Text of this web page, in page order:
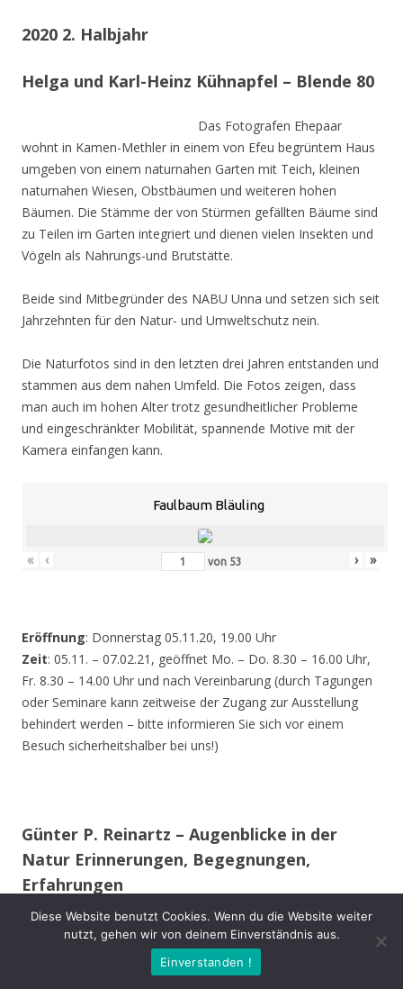
2020 2. Halbjahr
Helga und Karl-Heinz Kühnapfel – Blende 80
Das Fotografen Ehepaar
wohnt in Kamen-Methler in einem von Efeu begrüntem Haus
umgeben von einem naturnahen Garten mit Teich, kleinen
naturnahen Wiesen, Obstbäumen und weiteren hohen
Bäumen. Die Stämme der von Stürmen gefällten Bäume sind
zu Teilen im Garten integriert und dienen vielen Insekten und
Vögeln als Nahrungs-und Brutstätte.
Beide sind Mitbegründer des NABU Unna und setzen sich seit
Jahrzehnten für den Natur- und Umweltschutz nein.
Die Naturfotos sind in den letzten drei Jahren entstanden und
stammen aus dem nahen Umfeld. Die Fotos zeigen, dass
man auch im hohen Alter trotz gesundheitlicher Probleme
und eingeschränkter Mobilität, spannende Motive mit der
Kamera einfangen kann.
Faulbaum Bläuling
« ‹ von 53 › »
Eröffnung: Donnerstag 05.11.20, 19.00 Uhr
Zeit: 05.11. – 07.02.21, geöffnet Mo. – Do. 8.30 – 16.00 Uhr,
Fr. 8.30 – 14.00 Uhr und nach Vereinbarung (durch Tagungen
oder Seminare kann zeitweise der Zugang zur Ausstellung
behindert werden – bitte informieren Sie sich vor einem
Besuch sicherheitshalber bei uns!)
Günter P. Reinartz – Augenblicke in der
Natur Erinnerungen, Begegnungen,
Erfahrungen
Im 15. Lebensjahr erwarb ich meine erste Spiegelreflex-
Kamera. Auch während des Studiums und im späteren
Berufsleben begleitete mich meist eine Kamera.
Diese Website benutzt Cookies. Wenn du die Website weiter
nutzt, gehen wir von deinem Einverständnis aus.
Einverstanden !